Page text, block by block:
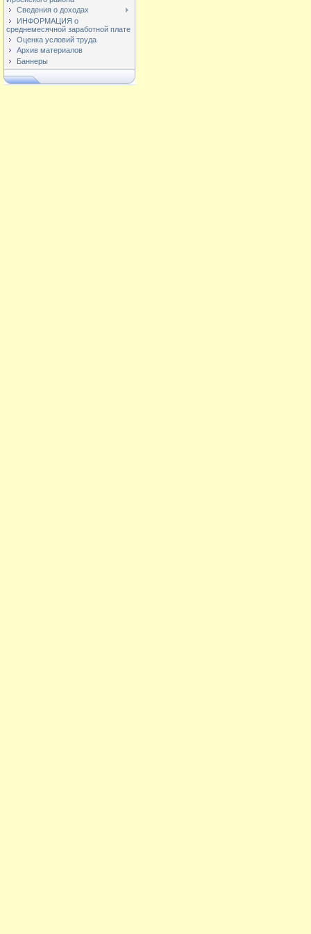
Сведения о доходах
ИНФОРМАЦИЯ о
среднемесячной заработной плате
Оценка условий труда
Архив материалов
Баннеры